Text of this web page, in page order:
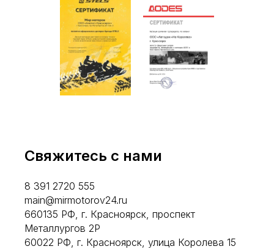
Свяжитесь с нами
8 391 2720 555
main@mirmotorov24.ru
660135 РФ, г. Красноярск, проспект
Металлургов 2Р
60022 РФ, г. Красноярск, улица Королева 15